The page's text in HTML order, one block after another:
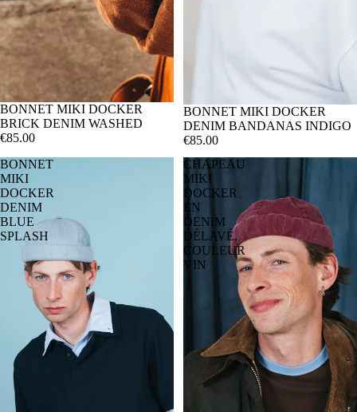
BONNET MIKI DOCKER
BRICK DENIM WASHED
€85.00
BONNET MIKI DOCKER
DENIM BANDANAS INDIGO
€85.00
BONNET
MIKI
DOCKER
DENIM
BLUE
SPLASH
CHAPEAU
MIKI
DOCKER
EN
DENIM
DÉLAVÉ,
COULEUR
VIN